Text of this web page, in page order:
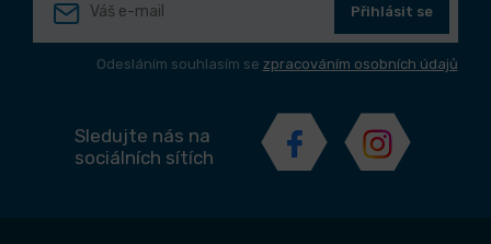
Přihlásit se
Odesláním souhlasím se zpracováním osobních údajů
Sledujte nás na
sociálních sítích